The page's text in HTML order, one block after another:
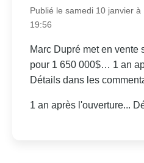
Publié le samedi 10 janvier à
19:56
Marc Dupré met en vente
pour 1 650 000$… 1 an
Détails dans les
1 an après l'ouverture...